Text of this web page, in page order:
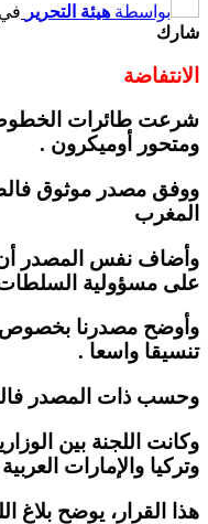
بواسطة هيئة التحرير في
شارك
الانتفاضة
ومتحور أوميكرون .
ووفق مصدر موثوق
المغرب
وأضاف نفس المصدر أن
على مسؤولية
وأوضح مصدرنا بخصوص
تنسيقا واسعا .
وحسب ذات المصدر
وتركيا والإمارات
هذا القرار، يوضح بلاغ